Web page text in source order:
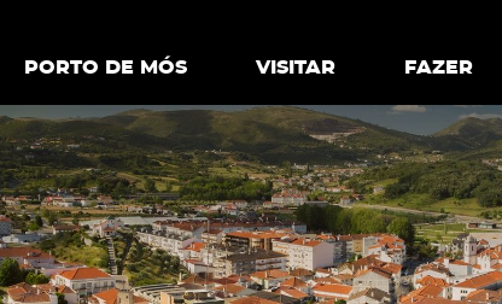
PORTO DE MÓS
VISITAR
PORTO DE MÓS VISITAR FAZER